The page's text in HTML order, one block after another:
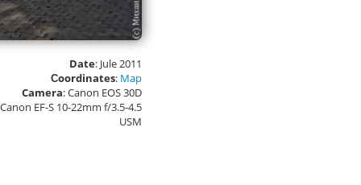
Date: Jule 2011
Сoordinates: Map
Camera: Canon EOS 30D
EF-S 10-22mm f/3.5-4.5
USM